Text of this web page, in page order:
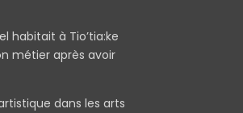
habitait à Tio’tia:ke
métier après avoir
dans les arts